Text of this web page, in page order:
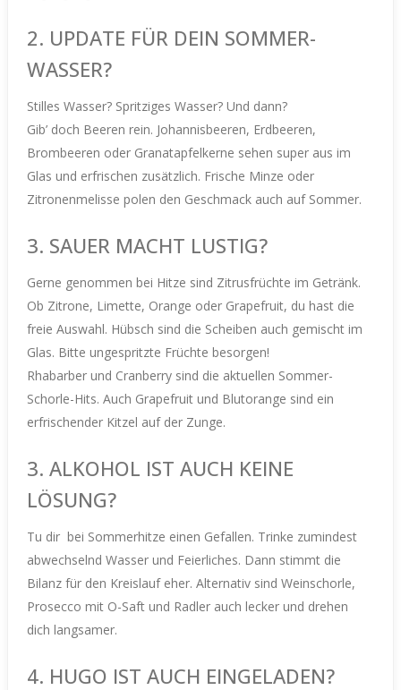
2. UPDATE FÜR DEIN SOMMER-
WASSER?
Stilles Wasser? Spritziges Wasser? Und dann?
Gib’ doch Beeren rein. Johannisbeeren, Erdbeeren,
Brombeeren oder Granatapfelkerne sehen super aus im
Glas und erfrischen zusätzlich. Frische Minze oder
Zitronenmelisse polen den Geschmack auch auf Sommer.
3. SAUER MACHT LUSTIG?
Gerne genommen bei Hitze sind Zitrusfrüchte im Getränk.
Ob Zitrone, Limette, Orange oder Grapefruit, du hast die
freie Auswahl. Hübsch sind die Scheiben auch gemischt im
Glas. Bitte ungespritzte Früchte besorgen!
Rhabarber und Cranberry sind die aktuellen Sommer-
Schorle-Hits. Auch Grapefruit und Blutorange sind ein
erfrischender Kitzel auf der Zunge.
3. ALKOHOL IST AUCH KEINE
LÖSUNG?
Tu dir bei Sommerhitze einen Gefallen. Trinke zumindest
abwechselnd Wasser und Feierliches. Dann stimmt die
Bilanz für den Kreislauf eher. Alternativ sind Weinschorle,
Prosecco mit O-Saft und Radler auch lecker und drehen
dich langsamer.
4. HUGO IST AUCH EINGELADEN?